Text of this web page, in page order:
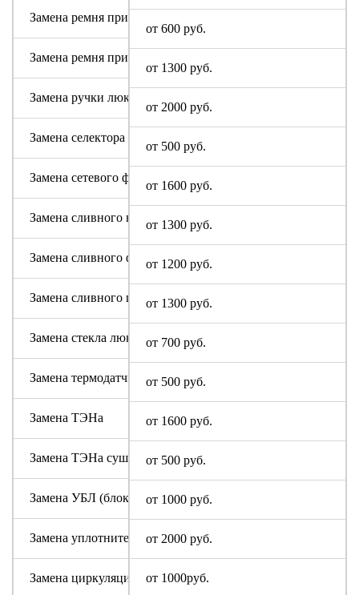
от 600 руб.
от 1300 руб.
от 2000 руб.
от 500 руб.
от 1600 руб.
от 1300 руб.
от 1200 руб.
от 1300 руб.
от 700 руб.
от 500 руб.
от 1600 руб.
от 500 руб.
от 1000 руб.
от 2000 руб.
от 1000руб.
Замена ремня привода (двигателя)
Замена ремня привода барабана
Замена ручки люка
Замена селектора программ Altus
Замена сетевого фильтра (ФПС, пусковой конденсатор)
Замена сливного насоса
Замена сливного фильтра
Замена сливного шланга
Замена стекла люка
Замена термодатчика Altus
Замена ТЭНа
Замена ТЭНа сушки
Замена УБЛ (блокировки люка)
Замена уплотнительной резины люка (манжеты)
Замена циркуляционного насоса Altus